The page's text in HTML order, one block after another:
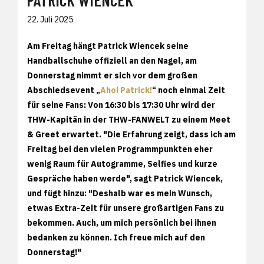
22. Juli 2025
Am Freitag hängt Patrick Wiencek seine
Handballschuhe offiziell an den Nagel, am
Donnerstag nimmt er sich vor dem großen
Abschiedsevent „Ahoi Patrick!“ noch einmal Zeit
für seine Fans: Von 16:30 bis 17:30 Uhr wird der
THW-Kapitän in der THW-FANWELT zu einem Meet
& Greet erwartet. "Die Erfahrung zeigt, dass ich am
Freitag bei den vielen Programmpunkten eher
wenig Raum für Autogramme, Selfies und kurze
Gespräche haben werde", sagt Patrick Wiencek,
und fügt hinzu: "Deshalb war es mein Wunsch,
etwas Extra-Zeit für unsere großartigen Fans zu
bekommen. Auch, um mich persönlich bei ihnen
bedanken zu können. Ich freue mich auf den
Donnerstag!"